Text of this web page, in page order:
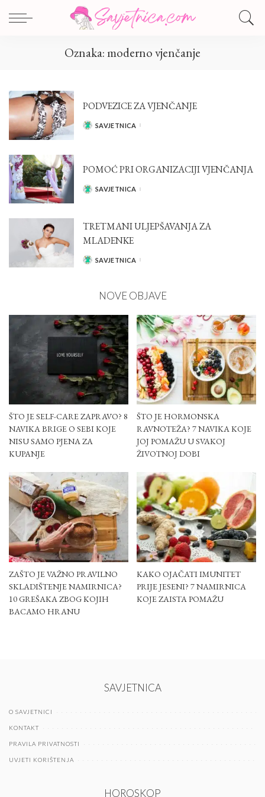
Oznaka:moderno vjenčanje
PODVEZICE ZA VJENČANJE
POSTED
SAVJETNICA
POMOĆ PRI ORGANIZACIJI VJENČANJA
POSTED
SAVJETNICA
TRETMANI ULJEPŠAVANJA ZA
MLADENKE
POSTED
SAVJETNICA
NOVE OBJAVE
ŠTO JE SELF-CARE ZAPRAVO? 8
NAVIKA BRIGE O SEBI KOJE
NISU SAMO PJENA ZA
KUPANJE
ŠTO JE HORMONSKA
RAVNOTEŽA? 7 NAVIKA KOJE
JOJ POMAŽU U SVAKOJ
ŽIVOTNOJ DOBI
ZAŠTO JE VAŽNO PRAVILNO
SKLADIŠTENJE NAMIRNICA?
10 GREŠAKA ZBOG KOJIH
BACAMO HRANU
KAKO OJAČATI IMUNITET
PRIJE JESENI? 7 NAMIRNICA
KOJE ZAISTA POMAŽU
SAVJETNICA
O SAVJETNICI
KONTAKT
PRAVILA PRIVATNOSTI
UVJETI KORIŠTENJA
HOROSKOP